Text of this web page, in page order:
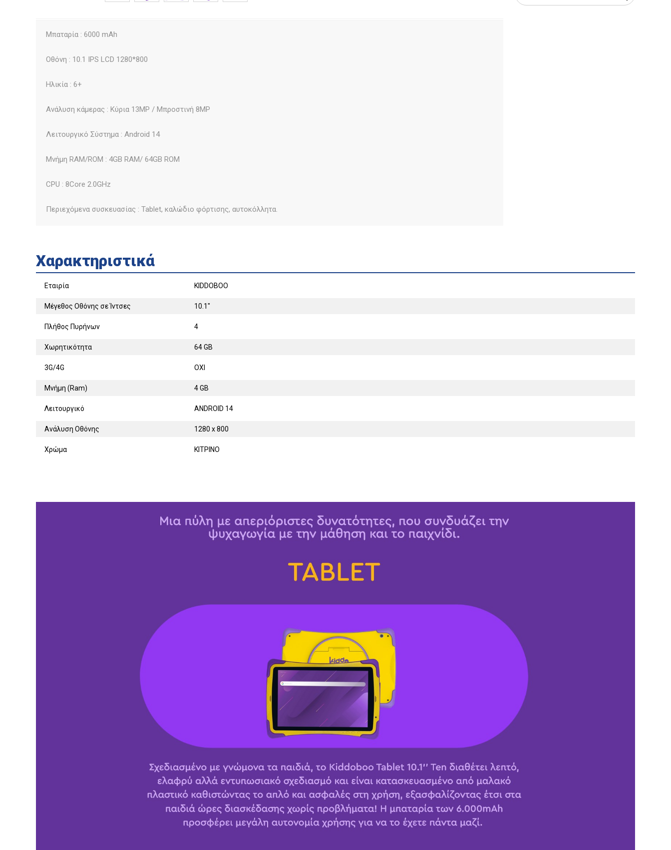
Μπαταρία : 6000 mAh
Οθόνη : 10.1 IPS LCD 1280*800
Ηλικία : 6+
Ανάλυση κάμερας : Κύρια 13MP / Μπροστινή 8MP
Λειτουργικό Σύστημα : Android 14
Μνήμη RAM/ROM : 4GB RAM/ 64GB ROM
CPU : 8Core 2.0GHz
Περιεχόμενα συσκευασίας : Tablet, καλώδιο φόρτισης, αυτοκόλλητα.
Χαρακτηριστικά
Εταιρία KIDDOBOO
Μέγεθος Οθόνης σε Ίντσες 10.1"
Πλήθος Πυρήνων 4
Χωρητικότητα 64 GB
3G/4G ΟΧΙ
Μνήμη (Ram) 4 GB
Λειτουργικό ANDROID 14
Ανάλυση Οθόνης 1280 x 800
Χρώμα ΚΙΤΡΙΝΟ